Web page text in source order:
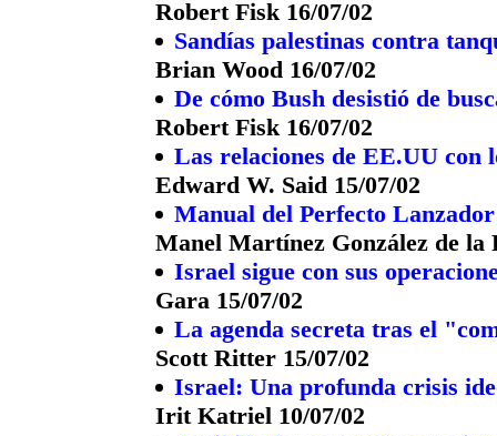
Robert Fisk 16/07/02
Sandías palestinas contra
Brian Wood 16/07/02
De cómo Bush desistió de
Robert Fisk 16/07/02
Las relaciones de EE.UU con
Edward W. Said 15/07/02
Manual del Perfecto
Manel Martínez González de la
Israel sigue con sus
Gara 15/07/02
La agenda secreta tras el
Scott Ritter 15/07/02
Israel: Una profunda crisis
Irit Katriel 10/07/02